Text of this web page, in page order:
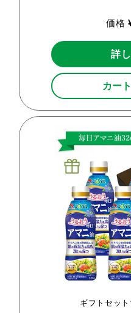
価格
詳
カー
ギフトセッ